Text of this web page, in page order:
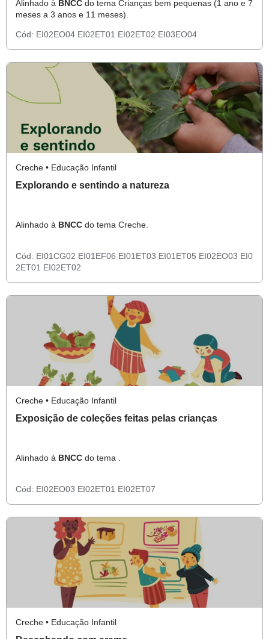
Alinhado à BNCC do tema Crianças bem pequenas (1 ano e 7
meses a 3 anos e 11 meses).
Cód: EI02EO04 EI02ET01 EI02ET02 EI03EO04
Creche • Educação Infantil
Explorando e sentindo a natureza
Alinhado à BNCC do tema Creche.
Cód: EI01CG02 EI01EF06 EI01ET03 EI01ET05 EI02EO03 EI0
2ET01 EI02ET02
Creche • Educação Infantil
Exposição de coleções feitas pelas crianças
Alinhado à BNCC do tema .
Cód: EI02EO03 EI02ET01 EI02ET07
Creche • Educação Infantil